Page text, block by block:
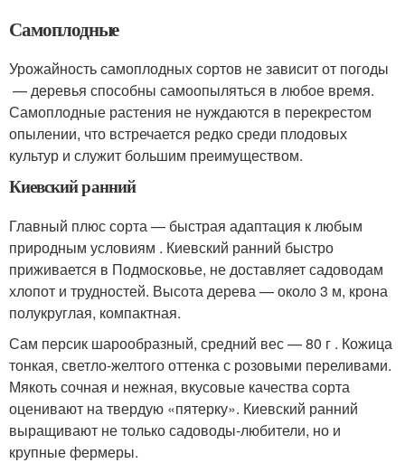
Самоплодные
Урожайность самоплодных сортов не зависит от погоды
— деревья способны самоопыляться в любое время.
Самоплодные растения не нуждаются в перекрестом
опылении, что встречается редко среди плодовых
культур и служит большим преимуществом.
Киевский ранний
Главный плюс сорта — быстрая адаптация к любым
природным условиям . Киевский ранний быстро
приживается в Подмосковье, не доставляет садоводам
хлопот и трудностей. Высота дерева — около 3 м, крона
полукруглая, компактная.
Сам персик шарообразный, средний вес — 80 г . Кожица
тонкая, светло-желтого оттенка с розовыми переливами.
Мякоть сочная и нежная, вкусовые качества сорта
оценивают на твердую «пятерку». Киевский ранний
выращивают не только садоводы-любители, но и
крупные фермеры.